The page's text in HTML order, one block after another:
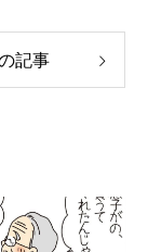
記事